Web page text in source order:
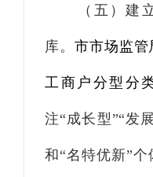
（ 五 ）建
库。 市市场监管
工商户分型分
注“成长型”“发
和“名特优新”